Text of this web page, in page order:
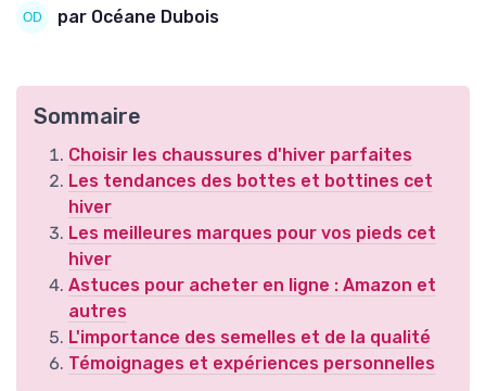
par Océane Dubois
Sommaire
Choisir les chaussures d'hiver parfaites
Les tendances des bottes et bottines cet
hiver
Les meilleures marques pour vos pieds cet
hiver
Astuces pour acheter en ligne : Amazon et
autres
L'importance des semelles et de la qualité
Témoignages et expériences personnelles